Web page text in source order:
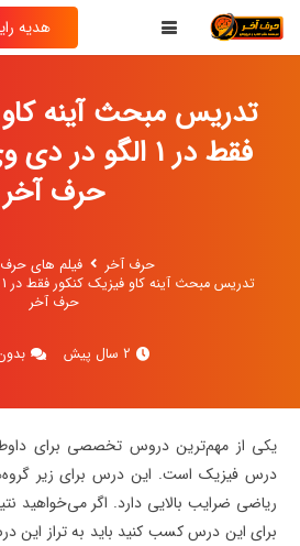
هدیه
تدریس مبحث آینه
فقط در 1 الگو
حرف آخر
حرف آخر
فیلم های
حرف آخر
2 سال پیش
یکی از مهم‌ترین دروس تخصصی برای
درس فیزیک است. این درس برای زیر
ریاضی ضرایب بالایی دارد. اگر می‌خواهید
برای این درس کسب کنید باید به تراز این